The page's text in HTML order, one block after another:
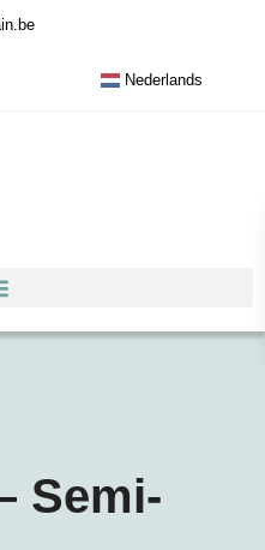
Nederlands
Semi-